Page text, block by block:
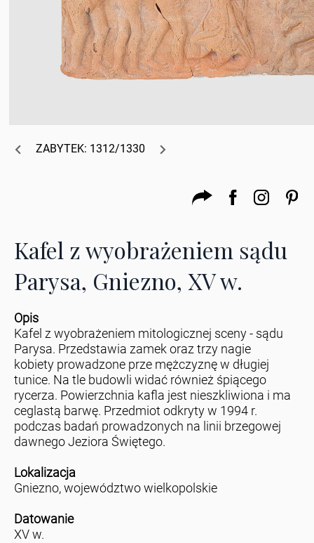
ZABYTEK: 1312/1330
Kafel z wyobrażeniem sądu
Parysa, Gniezno, XV w.
Opis
Kafel z wyobrażeniem mitologicznej sceny - sądu
Parysa. Przedstawia zamek oraz trzy nagie
kobiety prowadzone prze mężczyznę w długiej
tunice. Na tle budowli widać również śpiącego
rycerza. Powierzchnia kafla jest nieszkliwiona i ma
ceglastą barwę. Przedmiot odkryty w 1994 r.
podczas badań prowadzonych na linii brzegowej
dawnego Jeziora Świętego.
Lokalizacja
Gniezno, województwo wielkopolskie
Datowanie
XV w.